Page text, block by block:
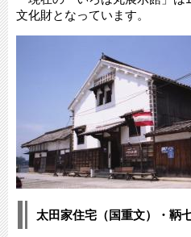
文化財となっています。
太田家住宅（国重文）・鞆